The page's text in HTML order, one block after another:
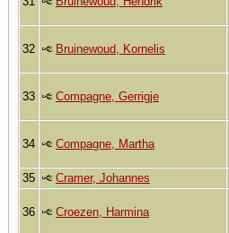
32 Bruinewoud, Kornelis
33 Compagne, Gerrigje
34 Compagne, Martha
35 Cramer, Johannes
36 Croezen, Harmina